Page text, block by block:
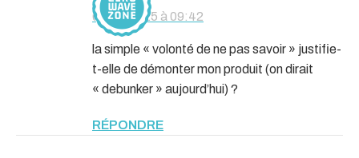
05/05/2025 à 09:42
la simple « volonté de ne pas savoir » justifie-
t-elle de démonter mon produit (on dirait
« debunker » aujourd’hui) ?
RÉPONDRE